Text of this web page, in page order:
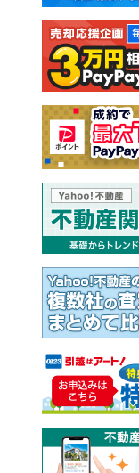
注文住宅
売却査定